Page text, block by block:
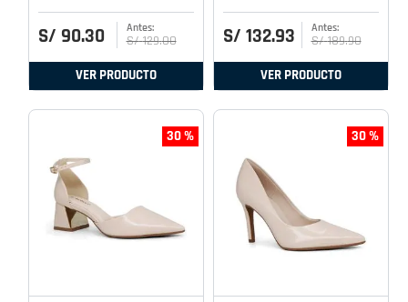
S/ 90.30 S/ 129.00
VER PRODUCTO
S/ 132.93 S/ 189.90
VER PRODUCTO
30 % 30 %